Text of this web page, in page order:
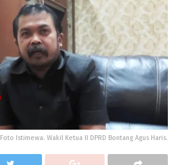
Foto Istimewa. Wakil Ketua II DPRD Bontang Agus Haris.